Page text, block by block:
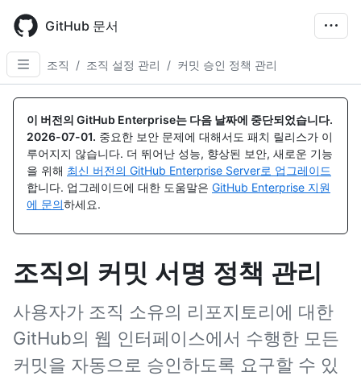
main
content
GitHub 문서
조직 / 조직 설정 관리 / 커밋 승인 정책 관리
이 버전의 GitHub Enterprise는 다음 날짜에 중단되었습니다.
2026-07-01. 중요한 보안 문제에 대해서도 패치 릴리스가 이
루어지지 않습니다. 더 뛰어난 성능, 향상된 보안, 새로운 기능
을 위해 최신 버전의 GitHub Enterprise Server로 업그레이드
합니다. 업그레이드에 대한 도움말은 GitHub Enterprise 지원
에 문의하세요.
조직의 커밋 서명 정책 관리
사용자가 조직 소유의 리포지토리에 대한
GitHub의 웹 인터페이스에서 수행한 모든
커밋을 자동으로 승인하도록 요구할 수 있